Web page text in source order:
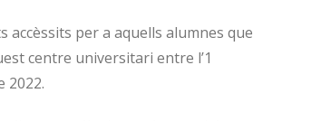
accèssits per a aquells alumnes que
centre universitari entre l’1
2022.